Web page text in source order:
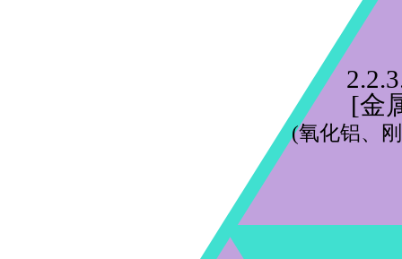
[金
(氧化铝、